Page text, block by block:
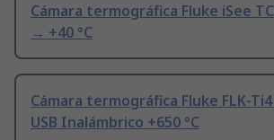
Cámara termográfica Fluke iSee
→ +40 °C
Cámara termográfica Fluke FLK-
USB Inalámbrico +650 °C